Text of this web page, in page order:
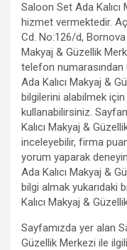
Saloon Set Ada
hizmet vermektedir.
Cd. No:126/d,
Makyaj & Güzellik
telefon numarasından
Ada Kalıcı Makyaj &
bilgilerini alabilmek için
kullanabilirsiniz.
Kalıcı Makyaj &
inceleyebilir, firma
yorum yaparak
Ada Kalıcı Makyaj &
bilgi almak yukarıdaki
Kalıcı Makyaj &
Sayfamızda yer alan
Güzellik Merkezi ile